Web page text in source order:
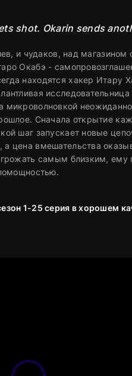
shot. Okarin sends
и чудаков, над магазином
Окабэ -
находятся хакер Итару
микроволновкой
Сначала открытие
шаг запускает новые
цена вмешательства
самым близким, ему
1-25 серия в хорошем